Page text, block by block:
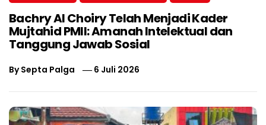
Bachry Al Choiry Telah Menjadi Kader
Mujtahid PMII: Amanah Intelektual dan
Tanggung Jawab Sosial
BySepta Palga 6 Juli 2026